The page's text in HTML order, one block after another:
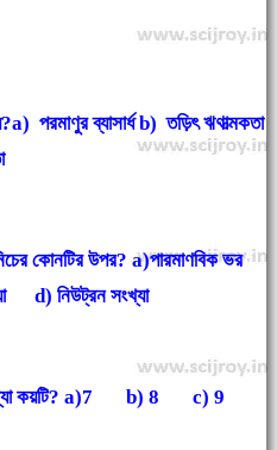
পরমাণুর ব্যাসার্ধ b) তড়িৎ ঋণাত্মকতা
কোনটির উপর? a)পারমাণবিক ভর
d) নিউট্রন সংখ্যা
সংখ্যা কয়টি? a)7 b) 8 c) 9